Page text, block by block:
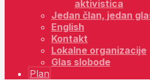
aktivistica
Jedan član, jedan
English
Kontakt
Lokalne organizacije
Glas slobode
Plan